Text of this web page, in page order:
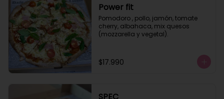
Power fit
Pomodoro , pollo, jamón, tomate
cherry, albahaca, mix quesos
(mozzarella y vegetal).
$17.990